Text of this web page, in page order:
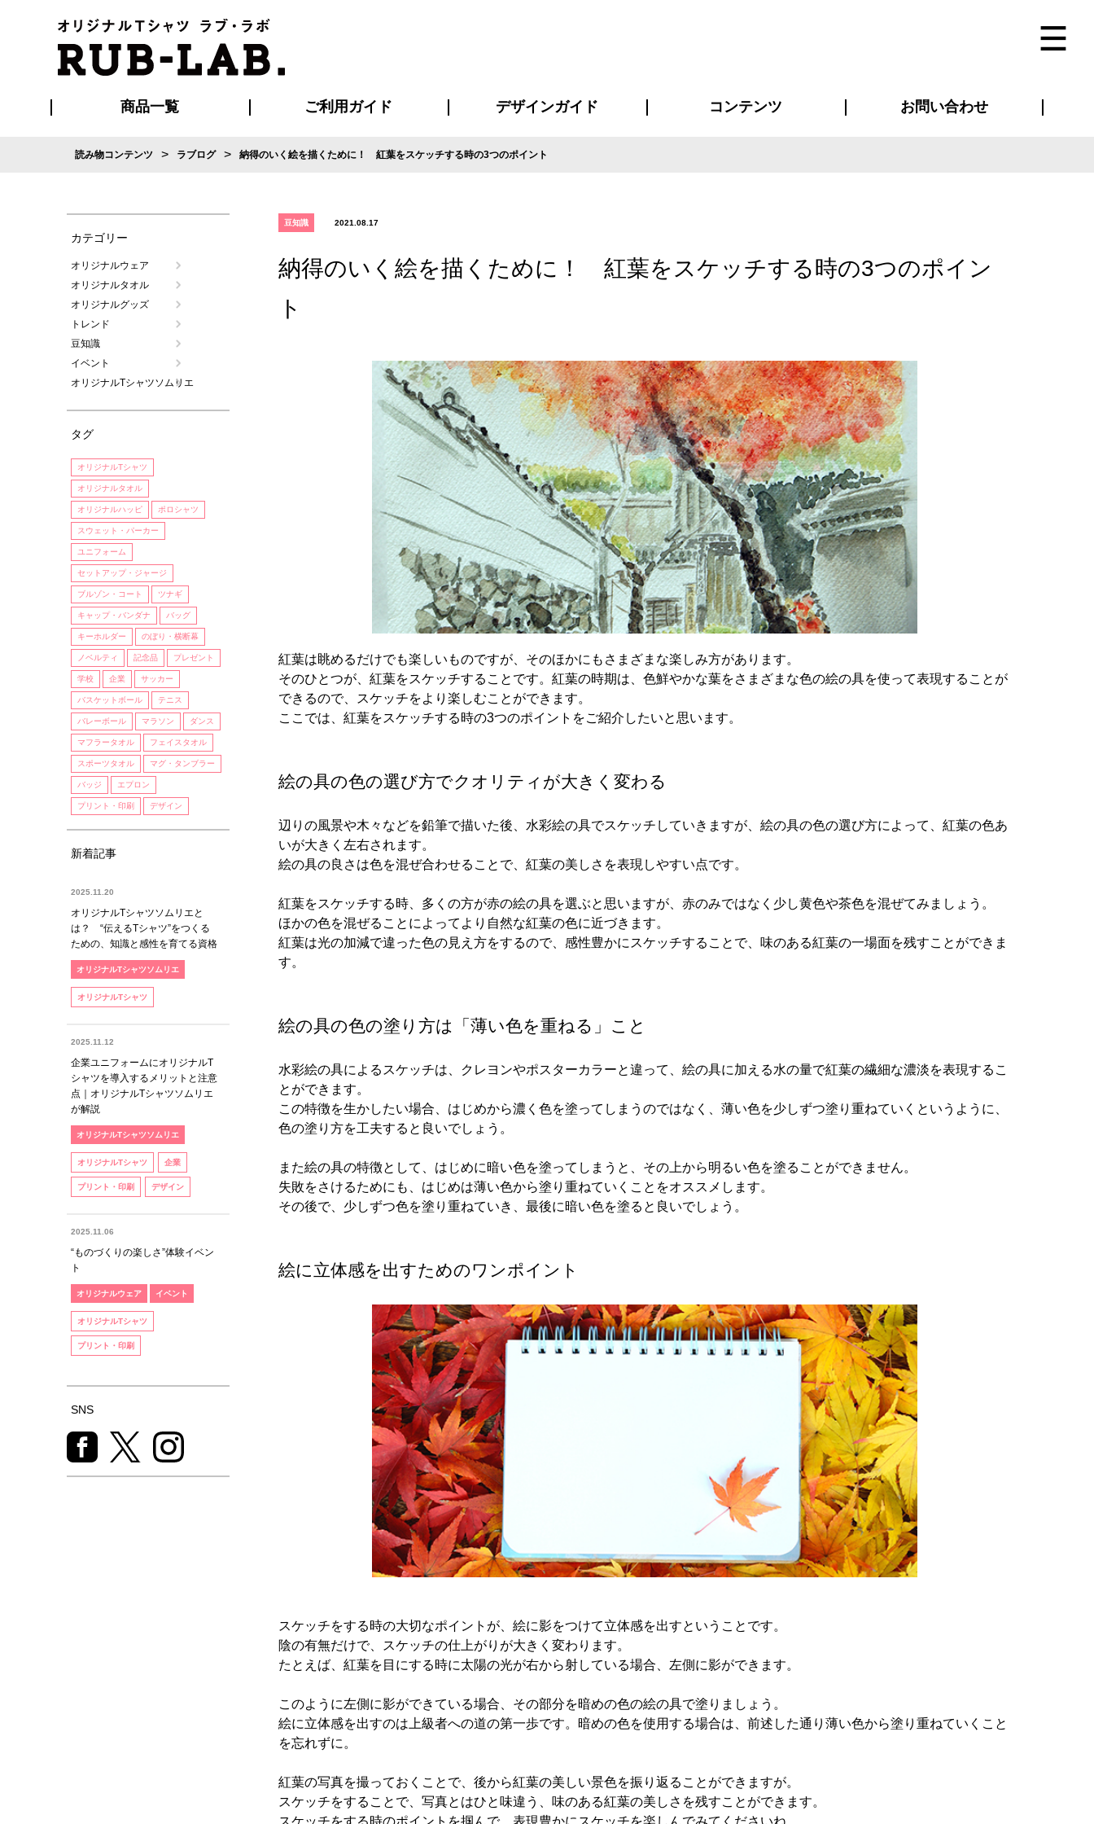
商品一覧 ご利用ガイド
ご利用ガイド
はじめての方へ
再注文の方へ
お支払い方法について
割引まとめページ
発送・特急サービスについて
版の保管期限について
よくある質問
デザインガイド
デザインガイド
デザイン入稿について
デザイン料について
デザインテンプレート集
デザインテンシュミレーター
書体一覧（フォント集）
プリント・加工方法
インクカラー
プリントサイズ
コンテンツ お問い合わせ
読み物コンテンツ > ラブログ > 納得のいく絵を描くために！ 紅葉をスケッチする時の3つのポイント
カテゴリー
オリジナルウェア
オリジナルタオル
オリジナルグッズ
トレンド
豆知識
イベント
オリジナルTシャツソムリエ
タグ
オリジナルTシャツ
オリジナルタオル
オリジナルハッピ ポロシャツ
スウェット・パーカー
ユニフォーム
セットアップ・ジャージ
ブルゾン・コート ツナギ
キャップ・バンダナ バッグ
キーホルダー のぼり・横断幕
ノベルティ 記念品 プレゼント
学校 企業 サッカー
バスケットボール テニス
バレーボール マラソン ダンス
マフラータオル フェイスタオル
スポーツタオル マグ・タンブラー
バッジ エプロン
プリント・印刷 デザイン
新着記事
2025.11.20
オリジナルTシャツソムリエと
は？ “伝えるTシャツ”をつくる
ための、知識と感性を育てる資格
オリジナルTシャツソムリエ
オリジナルTシャツ
2025.11.12
企業ユニフォームにオリジナルT
シャツを導入するメリットと注意
点｜オリジナルTシャツソムリエ
が解説
オリジナルTシャツソムリエ
オリジナルTシャツ 企業
プリント・印刷 デザイン
2025.11.06
“ものづくりの楽しさ”体験イベン
ト
オリジナルウェア イベント
オリジナルTシャツ
プリント・印刷
SNS
豆知識 2021.08.17
納得のいく絵を描くために！ 紅葉をスケッチする時の3つのポイン
ト
紅葉は眺めるだけでも楽しいものですが、そのほかにもさまざまな楽しみ方があります。
そのひとつが、紅葉をスケッチすることです。紅葉の時期は、色鮮やかな葉をさまざまな色の絵の具を使って表現することが
できるので、スケッチをより楽しむことができます。
ここでは、紅葉をスケッチする時の3つのポイントをご紹介したいと思います。
絵の具の色の選び方でクオリティが大きく変わる
辺りの風景や木々などを鉛筆で描いた後、水彩絵の具でスケッチしていきますが、絵の具の色の選び方によって、紅葉の色あ
いが大きく左右されます。
絵の具の良さは色を混ぜ合わせることで、紅葉の美しさを表現しやすい点です。
紅葉をスケッチする時、多くの方が赤の絵の具を選ぶと思いますが、赤のみではなく少し黄色や茶色を混ぜてみましょう。
ほかの色を混ぜることによってより自然な紅葉の色に近づきます。
紅葉は光の加減で違った色の見え方をするので、感性豊かにスケッチすることで、味のある紅葉の一場面を残すことができま
す。
絵の具の色の塗り方は「薄い色を重ねる」こと
水彩絵の具によるスケッチは、クレヨンやポスターカラーと違って、絵の具に加える水の量で紅葉の繊細な濃淡を表現するこ
とができます。
この特徴を生かしたい場合、はじめから濃く色を塗ってしまうのではなく、薄い色を少しずつ塗り重ねていくというように、
色の塗り方を工夫すると良いでしょう。
また絵の具の特徴として、はじめに暗い色を塗ってしまうと、その上から明るい色を塗ることができません。
失敗をさけるためにも、はじめは薄い色から塗り重ねていくことをオススメします。
その後で、少しずつ色を塗り重ねていき、最後に暗い色を塗ると良いでしょう。
絵に立体感を出すためのワンポイント
スケッチをする時の大切なポイントが、絵に影をつけて立体感を出すということです。
陰の有無だけで、スケッチの仕上がりが大きく変わります。
たとえば、紅葉を目にする時に太陽の光が右から射している場合、左側に影ができます。
このように左側に影ができている場合、その部分を暗めの色の絵の具で塗りましょう。
絵に立体感を出すのは上級者への道の第一歩です。暗めの色を使用する場合は、前述した通り薄い色から塗り重ねていくこと
を忘れずに。
紅葉の写真を撮っておくことで、後から紅葉の美しい景色を振り返ることができますが。
スケッチをすることで、写真とはひと味違う、味のある紅葉の美しさを残すことができます。
スケッチをする時のポイントを掴んで、表現豊かにスケッチを楽しんでみてくださいね。